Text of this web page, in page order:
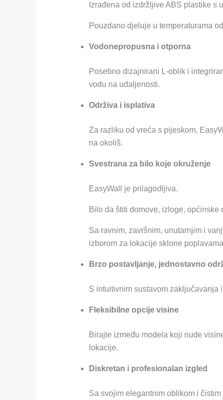
Izrađena od izdržljive ABS plastike s
Pouzdano djeluje u temperaturama
Vodonepropusna i otporna
Posebno dizajnirani L-oblik i
vodu na udaljenosti.
Održiva i isplativa
Za razliku od vreća s pijeskom,
na okoliš.
Svestrana za bilo koje okruženje
EasyWall je prilagodljiva.
Bilo da štiti domove, izloge,
Sa ravnim, završnim, unutarnjim i
izborom za lokacije sklone
Brzo postavljanje, jednostavno
S intuitivnim sustavom zaključavanja
Fleksibilne opcije visine
Birajte između modela koji nude
lokacije.
Diskretan i profesionalan izgled
Sa svojim elegantnim oblikom i